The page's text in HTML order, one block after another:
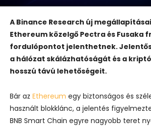
A Binance Research új
Ethereum közelgő Pectra és Fusaka
fordulópontot jelenthetnek.
a hálózat skálázhatóságát és a
hosszú távú lehetőségeit.
Bár az Ethereum egy biztonságos és
használt blokklánc, a jelentés
BNB Smart Chain egyre nagyobb teret